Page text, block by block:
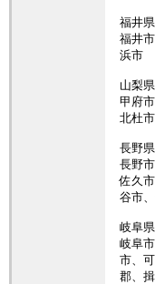
福井県
福井
浜市
山梨県
甲府
北杜
長野県
長野
佐久
谷市
岐阜県
岐阜
市、
郡、